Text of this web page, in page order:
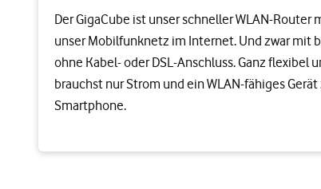
Der GigaCube ist unser schneller WLAN-Router
unser Mobilfunknetz im Internet. Und zwar mit
ohne Kabel- oder DSL-Anschluss. Ganz flexibel
brauchst nur Strom und ein WLAN-fähiges Gerät
Smartphone.